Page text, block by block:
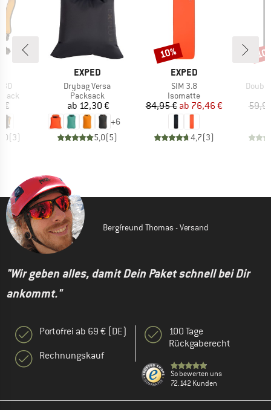
30
€
(3)
MARKE
EXPED
Artikel
Drybag Versa
Produktgruppe
Packsack
Preis
ab 12,30 €
+6
5,0(5)
MARKE
EXPED
Artikel
SIM 3.8
Produktgruppe
Isomatte
Preis
84,95 € reduzierter Preis
ab 76,46 €
4,7(3)
Rabatt
10%
Artikel
Bergfreund Thomas - Versand
"Wir geben alles, damit Dein Paket schnell bei Dir
ankommt."
Portofrei ab 69 € (DE)
Rechnungskauf
100 Tage
Rückgaberecht
So bewerten uns
72.142 Kunden